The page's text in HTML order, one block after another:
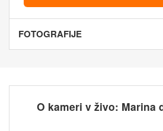
FOTOGRAFIJE
O kameri v živo: Marina